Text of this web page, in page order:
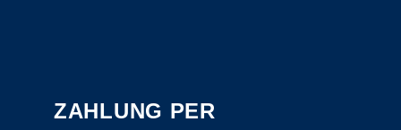
ZAHLUNG PER